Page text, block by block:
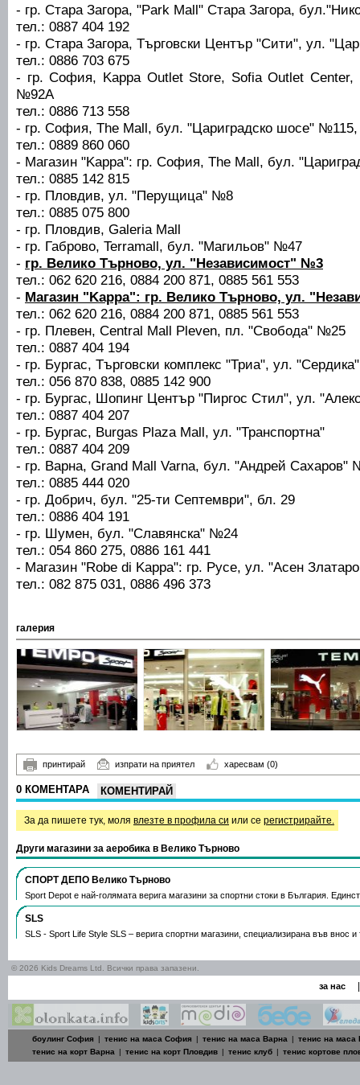
- гр. Стара Загора, "Park Mall" Стара Загора,
тел.: 0887 404 192
- гр. Стара Загора, Търговски Център "Сити", ул.
тел.: 0886 703 675
- гр. София, Kappa Outlet Store, Sofia Outlet Center,
№92А
тел.: 0886 713 558
- гр. София, The Mall, бул. "Цариградско шосе" №115,
тел.: 0889 860 060
- Магазин "Kappa": гр. София, The Mall, бул.
тел.: 0885 142 815
- гр. Пловдив, ул. "Перущица" №8
тел.: 0885 075 800
- гр. Пловдив, Galeria Mall
- гр. Габрово, Terramall, бул. "Магильов" №47
- гр. Велико Търново, ул. "Независимост" №3
тел.: 062 620 216, 0884 200 871, 0885 561 553
- Магазин "Kappa": гр. Велико Търново, ул.
тел.: 062 620 216, 0884 200 871, 0885 561 553
- гр. Плевен, Central Mall Pleven, пл. "Свобода" №25
тел.: 0887 404 194
- гр. Бургас, Търговски комплекс "Триа", ул.
тел.: 056 870 838, 0885 142 900
- гр. Бургас, Шопинг Център "Пиргос Стил", ул.
тел.: 0887 404 207
- гр. Бургас, Burgas Plaza Mall, ул. "Транспортна"
тел.: 0887 404 209
- гр. Варна, Grand Mall Varna, бул. "Андрей Сахаров"
тел.: 0885 444 020
- гр. Добрич, бул. "25-ти Септември", бл. 29
тел.: 0886 404 191
- гр. Шумен, бул. "Славянска" №24
тел.: 054 860 275, 0886 161 441
- Магазин "Robe di Kappa": гр. Русе, ул. "Асен
тел.: 082 875 031, 0886 496 373
галерия
принтирай изпрати на приятел харесвам (0)
0 КОМЕНТАРА КОМЕНТИРАЙ
За да пишете тук, моля влезте в профила си или се регистрирайте.
Други магазини за аеробика в Велико Търново
СПОРТ ДЕПО Велико Търново
Sport Depot е най-голямата верига магазини за спортни стоки в България.
SLS
SLS - Sport Life Style SLS – верига спортни магазини, специализирана във внос
© 2026 Kids Dreams Ltd. Всички права запазени.
за нас |
боулинг София | тенис на маса София | тенис на маса Варна | тенис на маса
тенис на корт Варна
| тенис на корт Пловдив | тенис клуб | тенис кортове